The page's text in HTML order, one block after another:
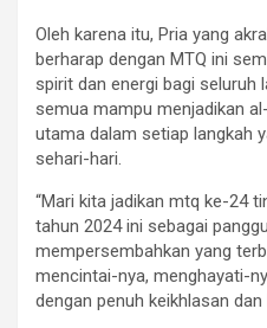
Oleh karena itu, Pria yang
berharap dengan MTQ ini
spirit dan energi bagi seluruh
semua mampu menjadikan
utama dalam setiap langkah
sehari-hari.
“Mari kita jadikan mtq ke-24
tahun 2024 ini sebagai
mempersembahkan yang
mencintai-nya, menghayati-
dengan penuh keikhlasan